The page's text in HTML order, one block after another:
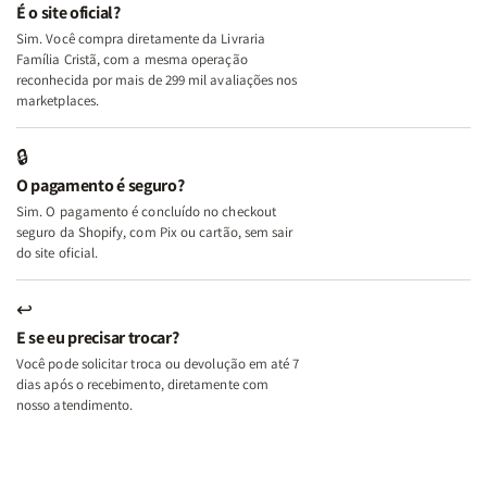
Deus
+
A
Mulher
Lar
+
A
Lar
É o site oficial?
Sim. Você compra diretamente da Livraria
Família Cristã, com a mesma operação
reconhecida por mais de 299 mil avaliações nos
marketplaces.
🔒
O pagamento é seguro?
Sim. O pagamento é concluído no checkout
seguro da Shopify, com Pix ou cartão, sem sair
do site oficial.
↩
E se eu precisar trocar?
Você pode solicitar troca ou devolução em até 7
dias após o recebimento, diretamente com
nosso atendimento.